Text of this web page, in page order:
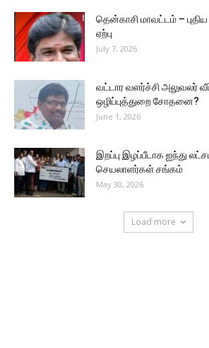
தென்காசி மாவட்டம் –
ஏற்பு
July 7, 2026
வட்டார வளர்ச்சி அலுவலர்
ஒழிப்புத்துறை சோதனை?
June 1, 2026
இறப்பு இழப்பீடாக ஐந்து
செயலாளர்கள் சங்கம்
May 30, 2026
Load more